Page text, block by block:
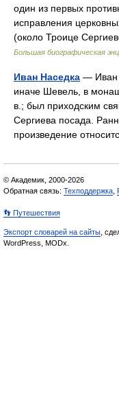
один из первых
исправления
(около Троице
Большая биографическая
Иван Наседка — Иван
иначе Шевель, в
в.; был приходским
Сергиева посада.
произведение
© Академик, 2000-2026
Обратная связь: Техподдержка
👣 Путешествия
Экспорт словарей на сайты ,
WordPress, MODx.